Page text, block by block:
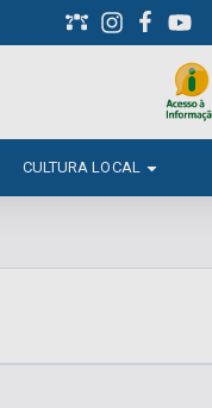
CULTURA LOCAL